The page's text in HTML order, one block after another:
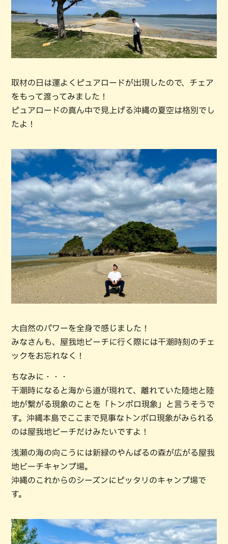
取材の日は運よくピュアロードが出現したので、チェア
をもって渡ってみました！
ピュアロードの真ん中で見上げる沖縄の夏空は格別でし
たよ！
大自然のパワーを全身で感じました！
みなさんも、屋我地ビーチに行く際には干潮時刻のチェ
ックをお忘れなく！
ちなみに・・・
干潮時になると海から道が現れて、離れていた陸地と陸
地が繋がる現象のことを「トンボロ現象」と言うそうで
す。沖縄本島でここまで見事なトンボロ現象がみられる
のは屋我地ビーチだけみたいですよ！
浅瀬の海の向こうには新緑のやんばるの森が広がる屋我
地ビーチキャンプ場。
沖縄のこれからのシーズンにピッタリのキャンプ場で
す。